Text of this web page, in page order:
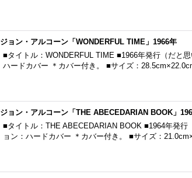
ジョン・アルコーン「WONDERFUL TIME」1966年
■タイトル：WONDERFUL TIME ■1966年発行（だと
ハードカバー ＊カバー付き。 ■サイズ：
ジョン・アルコーン「THE ABECEDARIAN BOOK」
■タイトル：THE ABECEDARIAN BOOK ■1964年発
ョン：ハードカバー ＊カバー付き。 ■サイズ：